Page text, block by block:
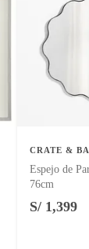
CRATE &
Espejo de
76cm
S/ 1,399